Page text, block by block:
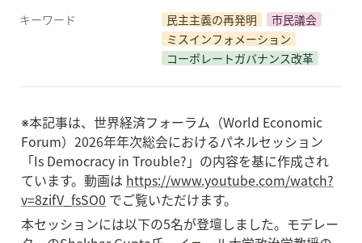
キーワード
民主主義の再発明
市民議会
ミスインフォメーション
コーポレートガバナンス改革
※本記事は、世界経済フォーラム（World Economic
Forum）2026年年次総会におけるパネルセッション
「Is Democracy in Trouble?」の内容を基に作成され
ています。動画は https://www.youtube.com/watch?
v=8zifV_fsSO0 でご覧いただけます。
本セッションには以下の5名が登壇しました。モデレー